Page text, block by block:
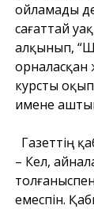
ойламады
сағаттай
алқынып,
орналасқан
курсты оқып
имене
Газеттің
– Кел,
емеспін.